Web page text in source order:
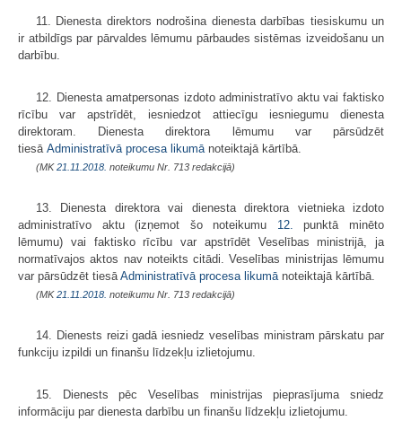
11. Dienesta direktors nodrošina dienesta darbības tiesiskumu un
ir atbildīgs par pārvaldes lēmumu pārbaudes sistēmas izveidošanu un
darbību.
12. Dienesta amatpersonas izdoto administratīvo aktu vai faktisko
rīcību var apstrīdēt, iesniedzot attiecīgu iesniegumu dienesta
direktoram. Dienesta direktora lēmumu var pārsūdzēt
tiesā Administratīvā procesa likumā noteiktajā kārtībā.
(MK21.11.2018. noteikumu Nr. 713 redakcijā)
13. Dienesta direktora vai dienesta direktora vietnieka izdoto
administratīvo aktu (izņemot šo noteikumu 12.
punktā minēto
lēmumu) vai faktisko rīcību var apstrīdēt Veselības ministrijā, ja
normatīvajos aktos nav noteikts citādi. Veselības ministrijas lēmumu
var pārsūdzēt tiesā Administratīvā procesa likumā noteiktajā kārtībā.
(MK21.11.2018. noteikumu Nr. 713 redakcijā)
14. Dienests reizi gadā iesniedz veselības ministram pārskatu par
funkciju izpildi un finanšu līdzekļu izlietojumu.
15. Dienests pēc Veselības ministrijas pieprasījuma sniedz
informāciju par dienesta darbību un finanšu līdzekļu izlietojumu.